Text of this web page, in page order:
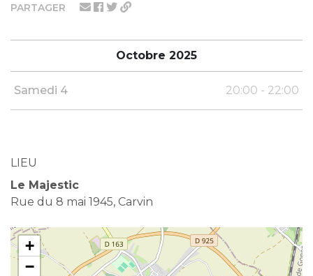
PARTAGER
Octobre 2025
Samedi 4 20:00 - 22:00
LIEU
Le Majestic
Rue du 8 mai 1945, Carvin
+
−